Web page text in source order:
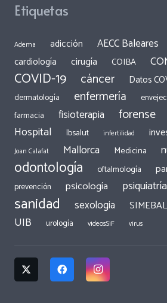
Etiquetas
Adema adicción AECC Baleares
cardiología cirugía COIBA
COVID-19 cáncer Datos
dermatología
enfermería
farmacia fisioterapia forense
Hospital Ibsalut infertilidad
Joan Calafat Mallorca Medicina
odontología oftalmología
prevención psicología psiquiatría
sanidad sexologia SIMEBAL
UIB urología videosSiF virus